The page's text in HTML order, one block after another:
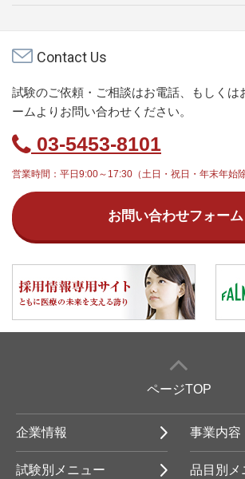
Contact Us
試験のご依頼・ご相談はお電話、もしくは
ームよりお問い合わせください。
03-5453-8101
営業時間：平日9:00～17:30（土日・祝日・年末年始除
お問い合わせフォーム
ページTOP
企業情報 事業内容
試験別メニュー 品目別メ